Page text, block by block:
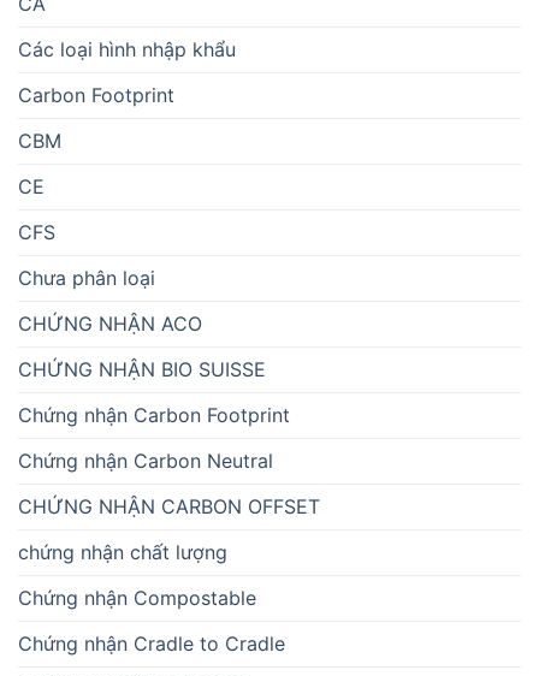
Các loại hình nhập khẩu
Carbon Footprint
CBM
CE
CFS
Chưa phân loại
CHỨNG NHẬN ACO
CHỨNG NHẬN BIO SUISSE
Chứng nhận Carbon Footprint
Chứng nhận Carbon Neutral
CHỨNG NHẬN CARBON OFFSET
chứng nhận chất lượng
Chứng nhận Compostable
Chứng nhận Cradle to Cradle